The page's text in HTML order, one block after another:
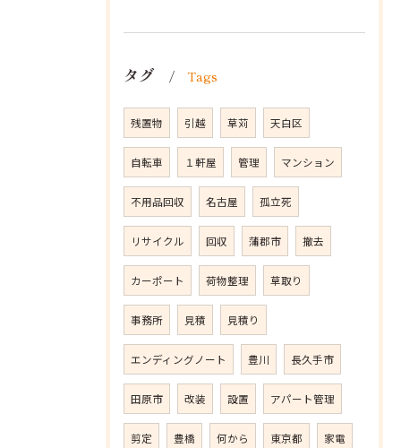
タグ Tags
残置物 引越 草苅 天白区
自転車 １軒屋 管理 マンション
不用品回収 名古屋 孤立死
リサイクル 回収 蒲郡市 撤去
カーポート 荷物整理 草取り
事務所 見積 見積り
エンディングノート 豊川 長久手市
田原市 改装 設置 アパート管理
剪定 豊橋 何から 東京都 家電